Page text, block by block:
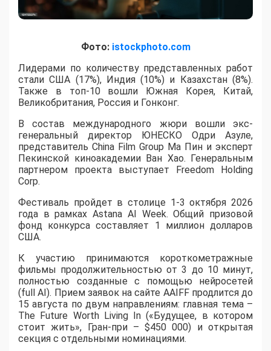
Фото: istockphoto.com
Лидерами по количеству представленных работ
стали США (17%), Индия (10%) и Казахстан (8%).
Также в топ-10 вошли Южная Корея, Китай,
Великобритания, Россия и Гонконг.
В состав международного жюри вошли экс-
генеральный директор ЮНЕСКО Одри Азуле,
представитель China Film Group Ма Пин и эксперт
Пекинской киноакадемии Ван Хао. Генеральным
партнером проекта выступает Freedom Holding
Corp.
​Фестиваль пройдет в столице 1-3 октября 2026
года в рамках Astana AI Week. Общий призовой
фонд конкурса составляет 1 миллион долларов
США.
К участию принимаются короткометражные
фильмы продолжительностью от 3 до 10 минут,
полностью созданные с помощью нейросетей
(full AI). Прием заявок на сайте AAIFF продлится до
15 августа по двум направлениям: главная тема –
The Future Worth Living In («Будущее, в котором
стоит жить», Гран-при – $450 000) и открытая
секция с отдельными номинациями.